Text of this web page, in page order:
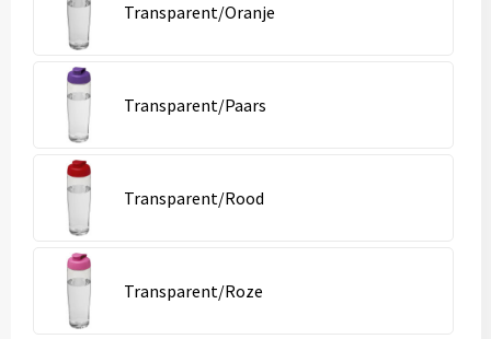
Transparent/Oranje
Transparent/Paars
Transparent/Rood
Transparent/Roze